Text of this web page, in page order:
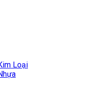
Loại